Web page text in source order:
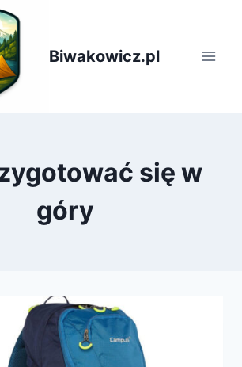
Biwakowicz.pl
się w
góry